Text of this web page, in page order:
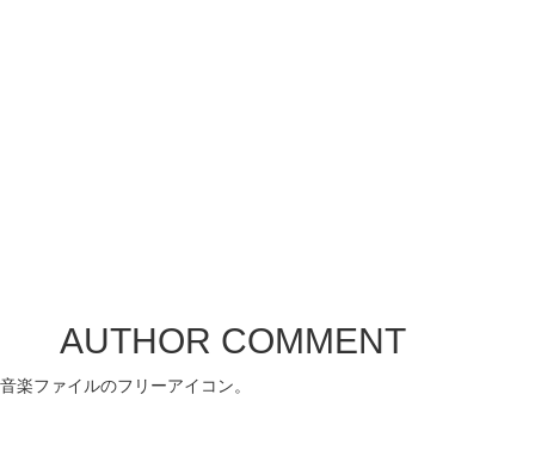
AUTHOR COMMENT
音楽ファイルのフリーアイコン。